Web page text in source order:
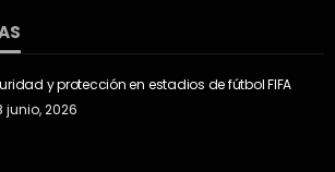
y protección en estadios de fútbol FIFA
junio, 2026